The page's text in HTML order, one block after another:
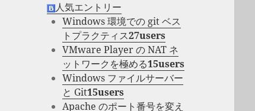
人気エントリー
Windows 環境での git ベス
トプラクティス27users
VMware Player の NAT ネ
ットワークを極める15users
Windows ファイルサーバー
と Git15users
Apache のポート番号を変え